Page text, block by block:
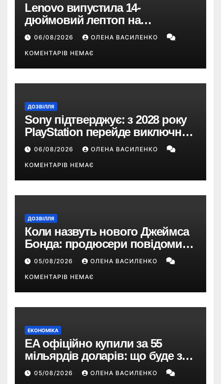
Lenovo випустила 14-
дюймовий лептоп на
Snapdragon X2 з автономністю
понад 33 години
06/08/2026 ОЛЕНА ВАСИЛЕНКО
КОМЕНТАРІВ НЕМАЄ
ДОЗВІЛЛЯ
Sony підтверджує: з 2028 року
PlayStation перейде виключно
на цифрові ігри
06/08/2026 ОЛЕНА ВАСИЛЕНКО
КОМЕНТАРІВ НЕМАЄ
ДОЗВІЛЛЯ
Коли назвуть нового Джеймса
Бонда: продюсери повідомили
про терміни кастингу
05/08/2026 ОЛЕНА ВАСИЛЕНКО
КОМЕНТАРІВ НЕМАЄ
ЕКОНОМІКА
EA офіційно купили за 55
мільярдів доларів: що буде з
EA Sports FC, Battlefield і The
Sims
05/08/2026 ОЛЕНА ВАСИЛЕНКО